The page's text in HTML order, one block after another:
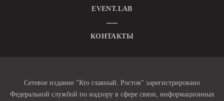
EVENT.LAB
КОНТАКТЫ
Сетевое издание "Кто главный. Ростов" зарегистрировано
Федеральной службой по надзору в сфере связи, информационных